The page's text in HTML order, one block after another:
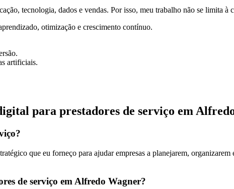
tecnologia, dados e vendas. Por isso, meu trabalho não se limita à
otimização e crescimento contínuo.
artificiais.
para prestadores de serviço em
que eu forneço para ajudar empresas a planejarem,
de serviço em Alfredo Wagner?